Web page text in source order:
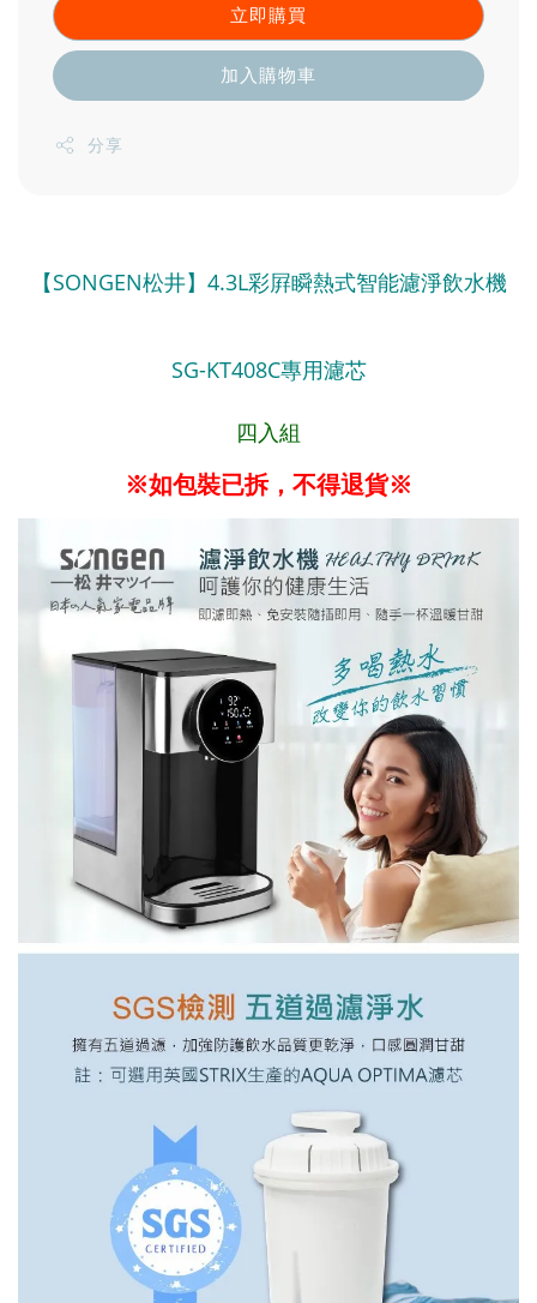
立即購買
加入購物車
分享
【SONGEN松井】4.3L彩屛瞬熱式智能濾淨飲水機
SG-KT408C專用濾芯
四入組
※如包裝已拆，不得退貨※